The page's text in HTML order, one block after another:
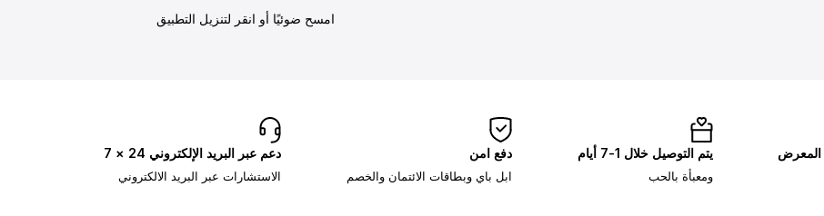
امسح ضوئيًا أو انقر لتنزيل التطبيق
المعرض يتم التوصيل خلال 1-7 أيام
ومعبأة بالحب
دفع امن
ابل باي وبطاقات الائتمان والخصم
دعم عبر البريد الإلكتروني 24 × 7
الاستشارات عبر البريد الالكتروني